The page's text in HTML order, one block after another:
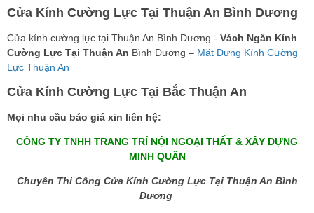
Cửa Kính Cường Lực Tại Thuận An Bình Dương
Cửa kính cường lực tại Thuận An Bình Dương - Vách Ngăn Kính
Cường Lực Tại Thuận An Bình Dương – Mặt Dựng Kính Cường
Lực Thuận An
Cửa Kính Cường Lực Tại Bắc Thuận An
Mọi nhu cầu báo giá xin liên hệ:
CÔNG TY TNHH TRANG TRÍ NỘI NGOẠI THẤT & XÂY DỰNG
MINH QUÂN
Chuyên Thi Công Cửa Kính Cường Lực Tại Thuận An Bình
Dương